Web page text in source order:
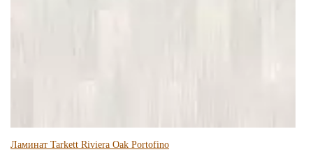
Ламинат Tarkett Riviera Oak Portofino